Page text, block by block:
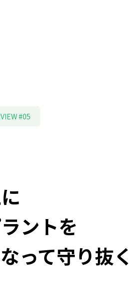
#05
ントを
って守り抜く